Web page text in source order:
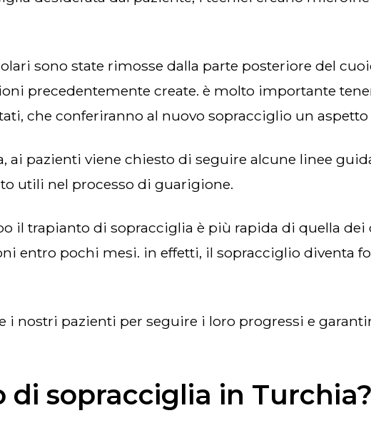
precedentemente create. è molto importante
che conferiranno al nuovo sopracciglio un aspetto
utili nel processo di guarigione.
entro pochi mesi. in effetti, il sopracciglio diventa
sopracciglia in Turchia?